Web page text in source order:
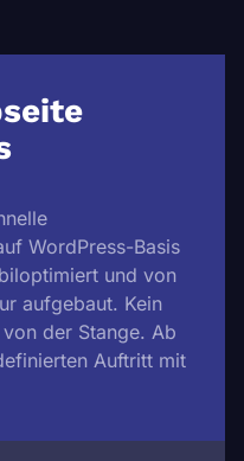
WordPress-Basis
und von
aufgebaut. Kein
der Stange. Ab
Auftritt mit